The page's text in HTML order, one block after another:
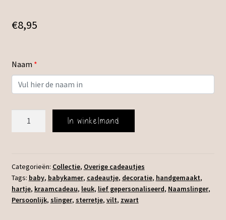
€8,95
Naam *
In winkelmand
Categorieën: Collectie, Overige cadeautjes
Tags: baby, babykamer, cadeautje, decoratie, handgemaakt,
hartje, kraamcadeau, leuk, lief gepersonaliseerd, Naamslinger,
Persoonlijk, slinger, sterretje, vilt, zwart